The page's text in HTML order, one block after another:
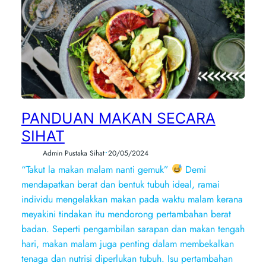
PANDUAN MAKAN SECARA
SIHAT
Admin Pustaka Sihat•20/05/2024
“Takut la makan malam nanti gemuk”
Demi
mendapatkan berat dan bentuk tubuh ideal, ramai
individu mengelakkan makan pada waktu malam kerana
meyakini tindakan itu mendorong pertambahan berat
badan. Seperti pengambilan sarapan dan makan tengah
hari, makan malam juga penting dalam membekalkan
tenaga dan nutrisi diperlukan tubuh. Isu pertambahan